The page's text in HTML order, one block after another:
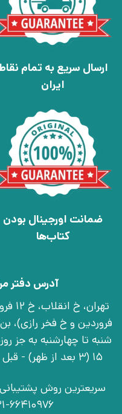
ارسال سریع به تمام
ایران
ضمانت اورجینال بودن
کتاب‌ها
آدرس دفتر
15 (3 بعد از ظهر) - قبل از تشریف آوردن تماس بگیرید
سریعترین روش پشتیبانی
021-66410976 | 09030925756